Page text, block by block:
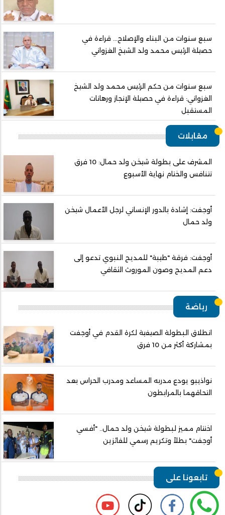
سبع سنوات من البناء والإصلاح... قراءة في
حصيلة الرئيس محمد ولد الشيخ الغزواني
سبع سنوات من حكم الرئيس محمد ولد الشيخ
الغزواني: قراءة في حصيلة الإنجاز ورهانات
المستقبل
مقابلات
المشرف على بطولة شيخن ولد حمال: 10 فرق
تتنافس والختام نهاية الأسبوع
أوجفت: إشادة بالدور الإنساني لرجل الأعمال شيخن
ولد حمال
أوجفت: فرقة "طيبة" للمديح النبوي تدعو إلى
دعم المديح وصون الموروث الثقافي
رياضة
انطلاق البطولة الصيفية لكرة القدم في أوجفت
بمشاركة أكثر من 10 فرق
نواذيبو يودع مدربه المساعد ومدرب الحراس بعد
التحاقهما بالمرابطون
اختتام مميز لبطولة شيخن ولد حمال.. "أفسي
أوجفت" بطلاً وتكريم رسمي للفائزين
تابعونا على